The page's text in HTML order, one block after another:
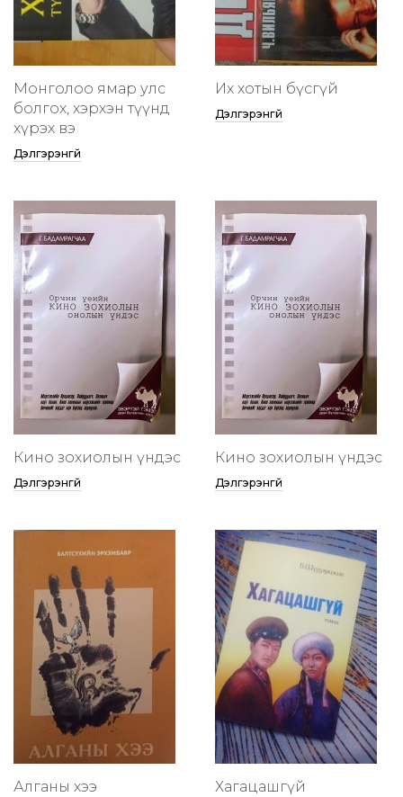
Монголоо ямар улс
болгох, хэрхэн түүнд
хүрэх вэ
Дэлгэрэнгүй
Их хотын бүсгүй
Дэлгэрэнгүй
Кино зохиолын үндэс
Дэлгэрэнгүй
Кино зохиолын үндэс
Дэлгэрэнгүй
Алганы хээ Хагацашгүй